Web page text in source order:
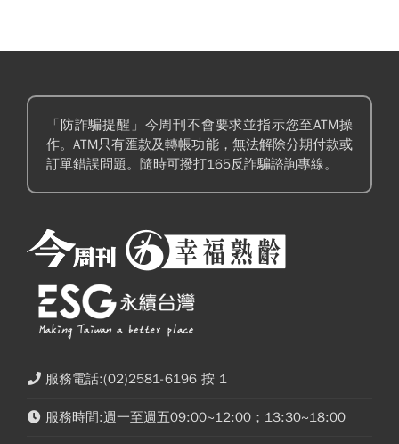
「防詐騙提醒」今周刊不會要求並指示您至ATM操
作。ATM只有匯款及轉帳功能，無法解除分期付款或
訂單錯誤問題。隨時可撥打165反詐騙諮詢專線。
服務電話:(02)2581-6196 按 1
服務時間:週一至週五09:00~12:00；13:30~18:00